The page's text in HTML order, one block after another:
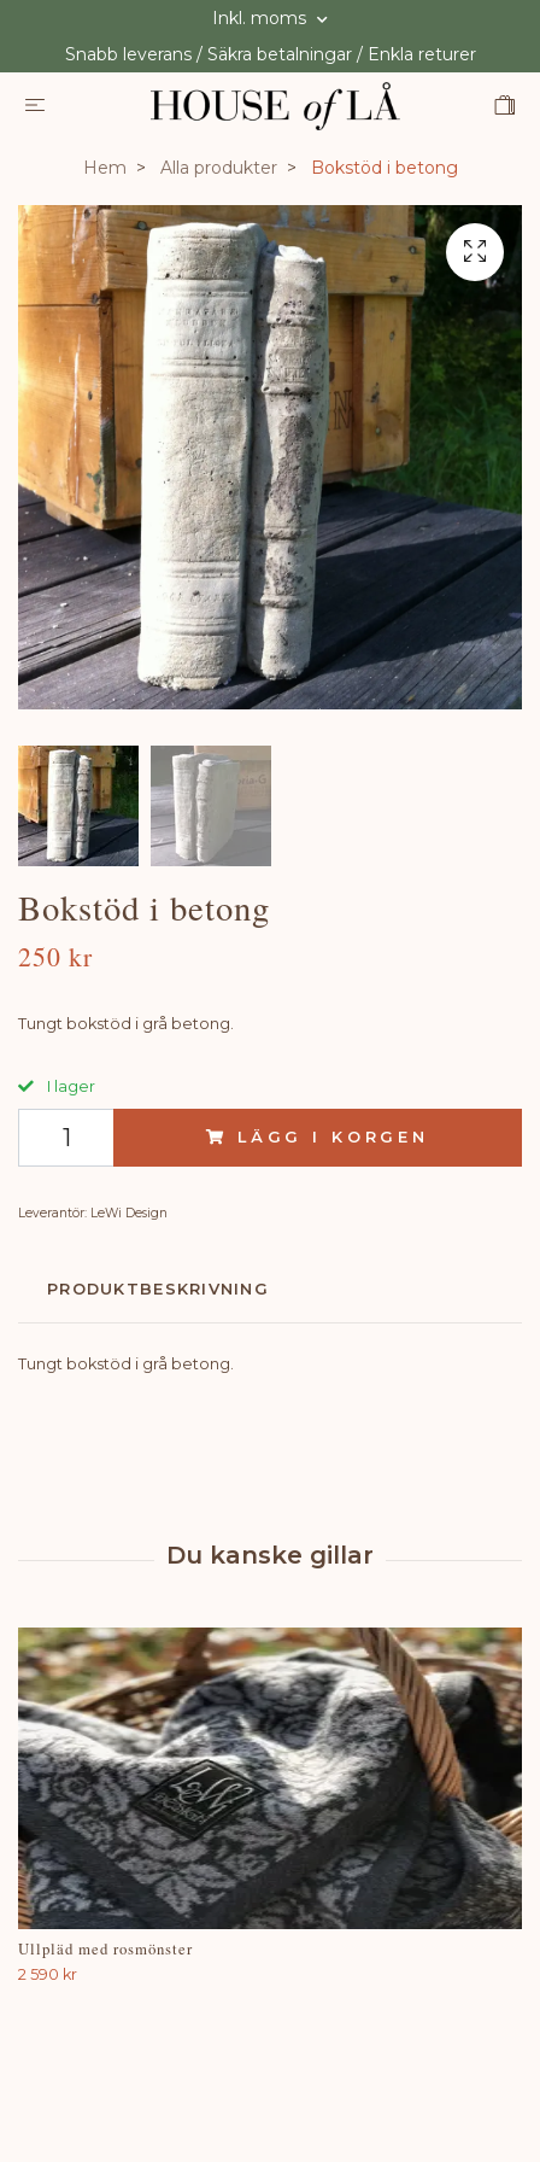
Inkl. moms
Snabb leverans / Säkra betalningar / Enkla returer
Hem Alla produkter Bokstöd i betong
Bokstöd i betong
250 kr
Tungt bokstöd i grå betong.
I lager
LÄGG I KORGEN
Leverantör: LeWi Design
PRODUKTBESKRIVNING
Tungt bokstöd i grå betong.
Ullpläd med rosmönster
2 590 kr